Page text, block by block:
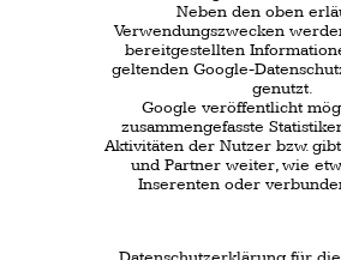
bis Sie diese löschen.
Diese Cookies ermöglichen es uns,
Ihren Browser beim nächsten Besuch
wiederzukennen Sie können Ihren Browser so
einstellen, dass Sie über das Setzen von Cookies
informiert werden und Cookies nur im Einzelfall
erlauben, die Annahme von Cookies für bestimmte
Fälle oder generell ausschließen, sowie das
automatische Löschen der Cookies beim Schließen
des Browsers aktivieren.
Bei der Deaktivierung von Cookies kann die
Funktionalität dieser Website eingeschränkt sein.
übermittelt.